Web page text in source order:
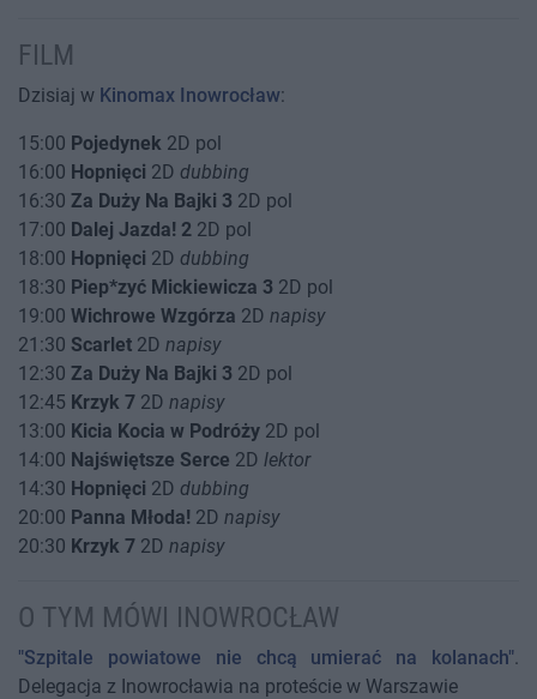
FILM
Dzisiaj w Kinomax Inowrocław:
15:00 Pojedynek 2D pol
16:00 Hopnięci 2D dubbing
16:30 Za Duży Na Bajki 3 2D pol
17:00 Dalej Jazda! 2 2D pol
18:00 Hopnięci 2D dubbing
18:30 Piep*zyć Mickiewicza 3 2D pol
19:00 Wichrowe Wzgórza 2D napisy
21:30 Scarlet 2D napisy
12:30 Za Duży Na Bajki 3 2D pol
12:45 Krzyk 7 2D napisy
13:00 Kicia Kocia w Podróży 2D pol
14:00 Najświętsze Serce 2D lektor
14:30 Hopnięci 2D dubbing
20:00 Panna Młoda! 2D napisy
20:30 Krzyk 7 2D napisy
O TYM MÓWI INOWROCŁAW
"Szpitale powiatowe nie chcą umierać na kolanach".
Delegacja z Inowrocławia na proteście w Warszawie